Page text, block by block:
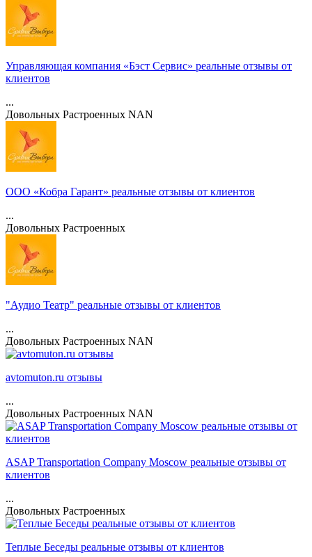
Управляющая компания «Бэст Сервис» реальные отзывы от
клиентов
...
Довольных Растроенных NAN
ООО «Кобра Гарант» реальные отзывы от клиентов
...
Довольных Растроенных
"Аудио Театр" реальные отзывы от клиентов
...
Довольных Растроенных NAN
avtomuton.ru отзывы
...
Довольных Растроенных NAN
ASAP Transportation Company Moscow реальные отзывы от
клиентов
...
Довольных Растроенных
Теплые Беседы реальные отзывы от клиентов